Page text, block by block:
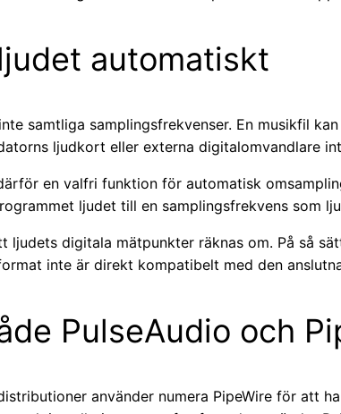
automatiskt
samtliga samplingsfrekvenser. En musikfil
ljudkort eller externa digitalomvandlare
en valfri funktion för automatisk
ljudet till en samplingsfrekvens som
ljudets digitala mätpunkter räknas om. På så
inte är direkt kompatibelt med den
PulseAudio och
använder numera PipeWire för att